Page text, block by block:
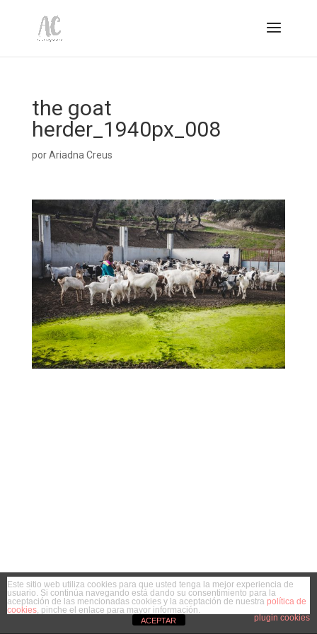
the goat
herder_1940px_008
porAriadna Creus
Este sitio web utiliza cookies para que usted tenga la mejor experiencia de
usuario. Si continúa navegando está dando su consentimiento para la
aceptación de las mencionadas cookies y la aceptación de nuestra política de
cookies, pinche el enlace para mayor información.
plugin cookies
ACEPTAR